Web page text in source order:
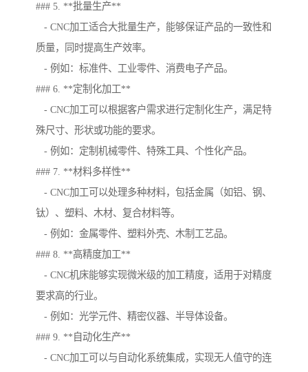
### 5. **批量生产**
- CNC加工适合大批量生产，能够保证产品的一致性和
质量，同时提高生产效率。
- 例如：标准件、工业零件、消费电子产品。
### 6. **定制化加工**
- CNC加工可以根据客户需求进行定制化生产，满足特
殊尺寸、形状或功能的要求。
- 例如：定制机械零件、特殊工具、个性化产品。
### 7. **材料多样性**
- CNC加工可以处理多种材料，包括金属（如铝、钢、
钛）、塑料、木材、复合材料等。
- 例如：金属零件、塑料外壳、木制工艺品。
### 8. **高精度加工**
- CNC机床能够实现微米级的加工精度，适用于对精度
要求高的行业。
- 例如：光学元件、精密仪器、半导体设备。
### 9. **自动化生产**
- CNC加工可以与自动化系统集成，实现无人值守的连